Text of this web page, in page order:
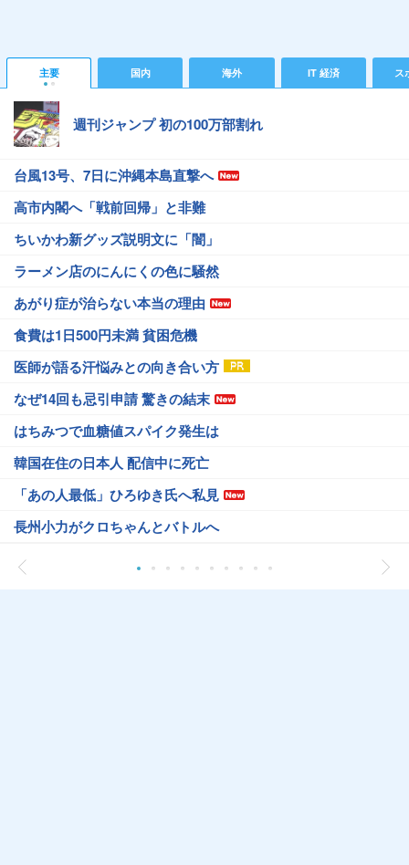
主要 国内 海外 IT 経済 ス
週刊ジャンプ 初の100万部割れ
台風13号、7日に沖縄本島直撃へ
高市内閣へ「戦前回帰」と非難
ちいかわ新グッズ説明文に「闇」
ラーメン店のにんにくの色に騒然
あがり症が治らない本当の理由
食費は1日500円未満 貧困危機
医師が語る汗悩みとの向き合い方
なぜ14回も忌引申請 驚きの結末
はちみつで血糖値スパイク発生は
韓国在住の日本人 配信中に死亡
「あの人最低」ひろゆき氏へ私見
長州小力がクロちゃんとバトルへ